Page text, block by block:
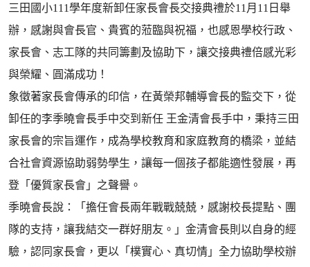
三田國小111學年度新卸任家長會長交接典禮於11月11日舉
辦，感謝與會長官、貴賓的蒞臨與祝福，也感恩學校行政、
家長會、志工隊的共同籌劃及協助下，讓交接典禮倍感光彩
與榮耀、圓滿成功！
象徵著家長會傳承的印信，在黃榮邦輔導會長的監交下，從
卸任的李季曉會長手中交到新任 王金清會長手中，秉持三田
家長會的宗旨運作，成為學校教育和家庭教育的橋梁，並結
合社會資源協助弱勢學生，讓每一個孩子都能適性發展，再
登「優質家長會」之聲譽。
季曉會長說：「擔任會長兩年戰戰兢兢，感謝校長提點、團
隊的支持，讓我結交一群好朋友。」金清會長則以自身的經
驗，認同家長會，更以「樸實心、真切情」全力協助學校辦